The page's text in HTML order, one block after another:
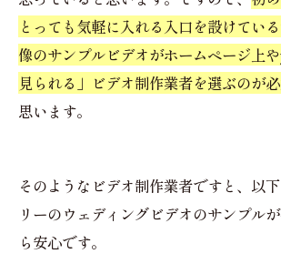
とっても気軽に入れる入口を設けてい
像のサンプルビデオがホームページ上
見られる」ビデオ制作業者を選ぶのが
思います。
そのようなビデオ制作業者ですと、以
リーのウェディングビデオのサンプル
ら安心です。